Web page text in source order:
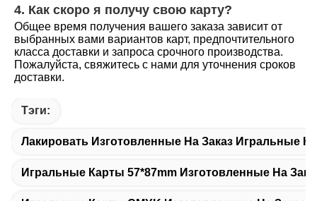
4. Как скоро я получу свою карту?
Общее время получения вашего заказа зависит от
выбранных вами вариантов карт, предпочтительного
класса доставки и запроса срочного производства.
Пожалуйста, свяжитесь с нами для уточнения сроков
доставки.
Тэги:
Лакировать Изготовленные На Заказ Игральные
Игральные Карты 57*87mm Изготовленные На